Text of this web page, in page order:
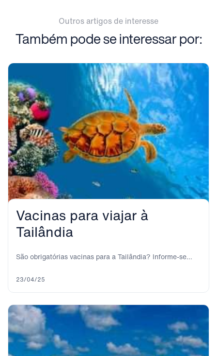
Outros artigos de interesse
Também pode se interessar por:
Vacinas para viajar à
Tailândia
São obrigatórias vacinas para a Tailândia? Informe-se
23/04/25